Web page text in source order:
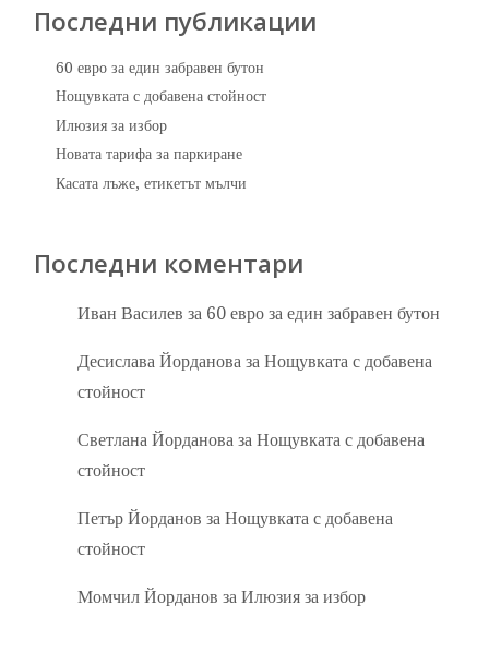
Последни публикации
60 евро за един забравен бутон
Нощувката с добавена стойност
Илюзия за избор
Новата тарифа за паркиране
Касата лъже, етикетът мълчи
Последни коментари
Иван Василев за 60 евро за един забравен бутон
Десислава Йорданова заНощувката с добавена
стойност
Светлана Йорданова заНощувката с добавена
стойност
Петър Йорданов заНощувката с добавена
стойност
Момчил Йорданов заИлюзия за избор